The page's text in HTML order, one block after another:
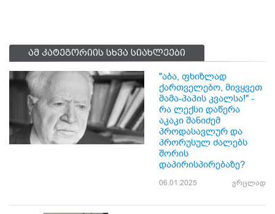
ამ კატეგორიის სხვა სიახლეები
"აბა, ფხიზლად
ქართველებო, მივყვეთ
მამა-პაპის კვალსა!" -
რა ლექსი დაწერა
აკაკი შანიძემ
პროდასავლურ და
პრორუსულ ძალებს
შორის
დაპირისპირებაზე?
06.01.2025 ვრცლად